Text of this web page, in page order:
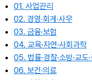
01. 사업관리
02. 경영·회계·사무
03. 금융·보험
04. 교육·자연·사회과학
05. 법률·경찰·소방·교도
06. 보건·의료